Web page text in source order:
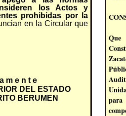
los Actos y
prohibidas por la
en la Circular que
m e n t e
DEL ESTADO
BERUMEN
para